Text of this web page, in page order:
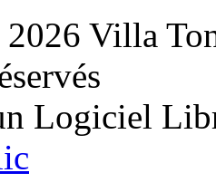
Villa
Logiciel